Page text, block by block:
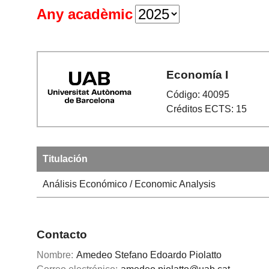
Any acadèmic
Economía I
Código: 40095
Créditos ECTS: 15
Titulación
Análisis Económico / Economic Analysis
Contacto
Nombre: Amedeo Stefano Edoardo Piolatto